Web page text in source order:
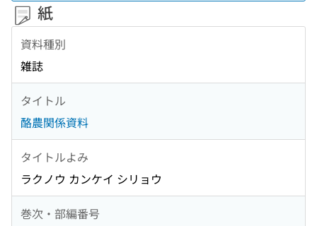
紙
資料種別
雑誌
タイトル
酪農関係資料
タイトルよみ
ラクノウ カンケイ シリョウ
巻次・部編番号